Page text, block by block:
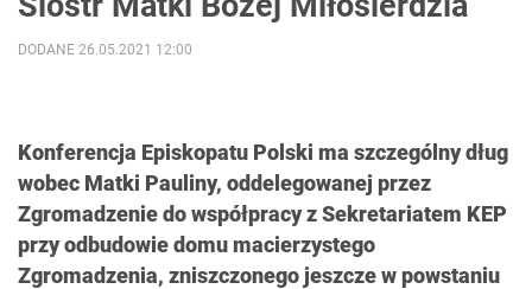
Konferencja Episkopatu Polski ma szczególny dług
wobec Matki Pauliny, oddelegowanej przez
Zgromadzenie do współpracy z Sekretariatem KEP
przy odbudowie domu macierzystego
Zgromadzenia, zniszczonego jeszcze w powstaniu
DODANE 26.05.2021 12:00